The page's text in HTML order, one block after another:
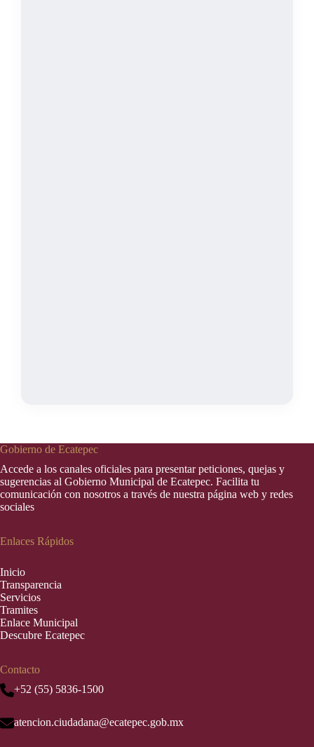
Gobierno de Ecatepec
Accede a los canales oficiales para presentar peticiones, quejas y
sugerencias al Gobierno Municipal de Ecatepec. Facilita tu
comunicación con nosotros a través de nuestra página web y redes
sociales
Enlaces Rápidos
Inicio
Transparencia
Servicios
Tramites
Enlace Municipal
Descubre Ecatepec
Contacto
+52 (55) 5836-1500
atencion.ciudadana@ecatepec.gob.mx